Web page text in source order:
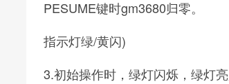
PESUME键时gm3680归零。
指示灯绿/黄闪)
3.初始操作时，绿灯闪烁，绿灯